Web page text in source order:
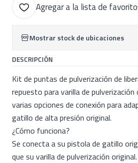
Agregar a la lista de
Mostrar stock de ubicaciones
DESCRIPCIÓN
Kit de puntas de pulverización de
repuesto para varilla de
varias opciones de conexión para
gatillo de alta presión original.
¿Cómo funciona?
Se conecta a su pistola de gatillo
que su varilla de pulverización